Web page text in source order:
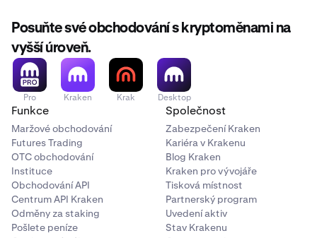
Posuňte své obchodování s kryptoměnami na
vyšší úroveň.
Pro Kraken Krak Desktop
Funkce
Maržové obchodování
Futures Trading
OTC obchodování
Instituce
Obchodování API
Centrum API Kraken
Odměny za staking
Pošlete peníze
Společnost
Zabezpečení Kraken
Kariéra v Krakenu
Blog Kraken
Kraken pro vývojáře
Tisková místnost
Partnerský program
Uvedení aktiv
Stav Krakenu